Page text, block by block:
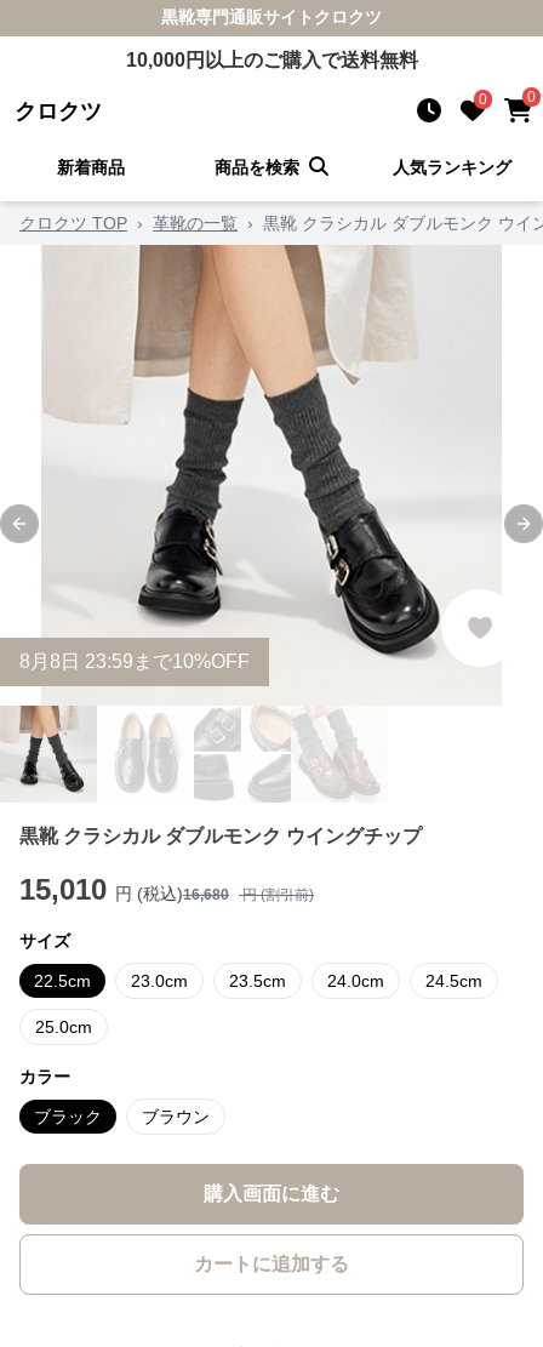
黒靴専門通販サイト クロクツ
10,000円以上のご購入で送料無料
クロクツ 0 0
新着商品 商品を検索 人気ランキング
クロクツ TOP › 革靴の一覧 › 黒靴 クラシカル ダブルモンク ウイ
Previous slide
8 月 8 日 23:59まで10%OFF
黒靴 クラシカル ダブルモンク ウイングチップ
15,010 円 (税込)16,680 円 (割引前)
サイズ
22.5cm 23.0cm 23.5cm 24.0cm 24.5cm
25.0cm
カラー
ブラック ブラウン
購入画面に進む
カートに追加する